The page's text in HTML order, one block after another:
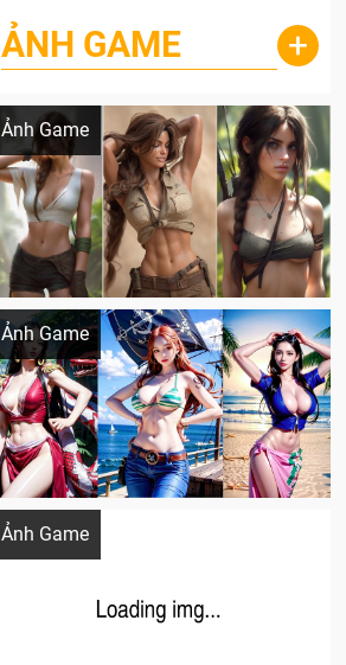
ẢNH GAME +
Ảnh Game
Lala Croft vừa nóng vừa xinh dưới nét vẽ
Ảnh Game
Khi AI Cosplay gái đẹp One Piece
Ảnh Game
Cosplay Xiangling siêu cute